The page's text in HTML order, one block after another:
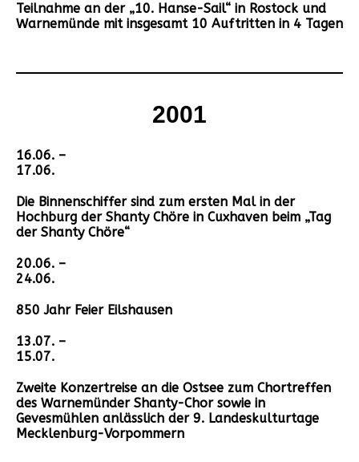
Teilnahme an der „10. Hanse-Sail“ in Rostock und
Warnemünde mit insgesamt 10 Auftritten in 4 Tagen
2001
16.06. –
17.06.
Die Binnenschiffer sind zum ersten Mal in der
Hochburg der Shanty Chöre in Cuxhaven beim „Tag
der Shanty Chöre“
20.06. –
24.06.
850 Jahr Feier Eilshausen
13.07. –
15.07.
Zweite Konzertreise an die Ostsee zum Chortreffen
des Warnemünder Shanty-Chor sowie in
Gevesmühlen anlässlich der 9. Landeskulturtage
Mecklenburg-Vorpommern